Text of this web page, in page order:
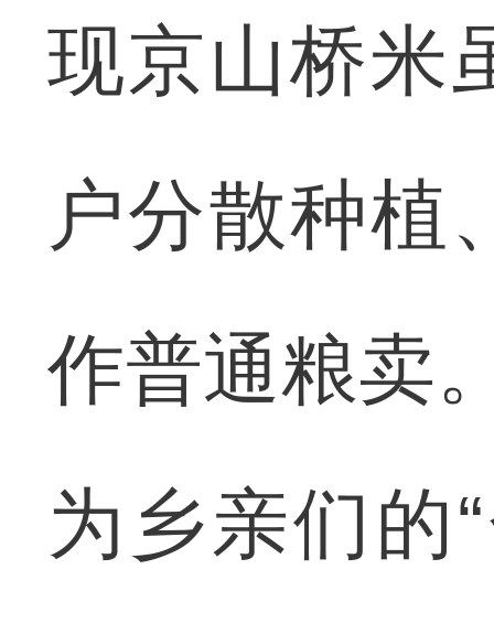
现京山桥米
户分散种植
作普通粮卖
为乡亲们的